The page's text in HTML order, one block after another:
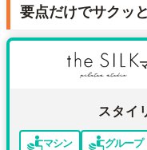
要点だけでサクッ
スタイ
マシン グループ